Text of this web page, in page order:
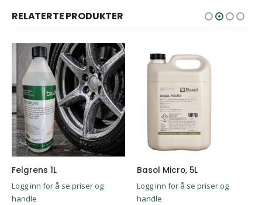
RELATERTE PRODUKTER
Felgrens 1L
Logg inn for å se priser og
handle
Basol Micro, 5L
Logg inn for å se priser og
handle